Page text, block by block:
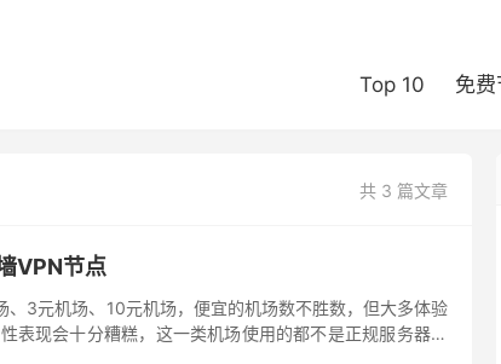
Top 10 免
共 3 篇文章
VPN节点
、3元机场、10元机场，便宜的机场数不胜数，但大多体验
表现会十分糟糕，这一类机场使用的都不是正规服务器，